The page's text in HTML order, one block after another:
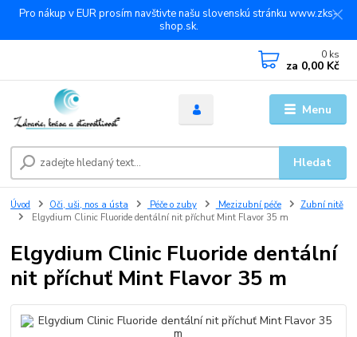
Pro nákup v EUR prosím navštivte našu slovenskú stránku www.zks-
shop.sk.
Menu
Hledat
0 ks
za 0,00 Kč
Úvod Oči, uši, nos a ústa Péče o zuby Mezizubní péče
Zubní nitě
Elgydium Clinic Fluoride dentální nit příchuť Mint Flavor 35 m
Elgydium Clinic Fluoride dentální
nit příchuť Mint Flavor 35 m